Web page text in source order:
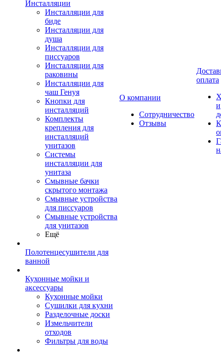
Инсталляции
Инсталляции для
биде
Инсталляции для
душа
Инсталляции для
писсуаров
Инсталляции для
раковины
Инсталляции для
чаш Генуя
Кнопки для
инсталляций
Комплекты
крепления для
инсталляций
унитазов
Системы
инсталляции для
унитаза
Смывные бачки
скрытого монтажа
Смывные устройства
для писсуаров
Смывные устройства
для унитазов
Ещё
Полотенцесушители для
ванной
Кухонные мойки и
аксессуары
Кухонные мойки
Сушилки для кухни
Разделочные доски
Измельчители
отходов
Фильтры для воды
О компании
Сотрудничество
Отзывы
оплата
и